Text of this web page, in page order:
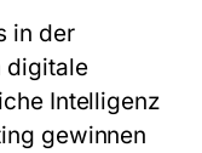
in der
digitale
Intelligenz
gewinnen